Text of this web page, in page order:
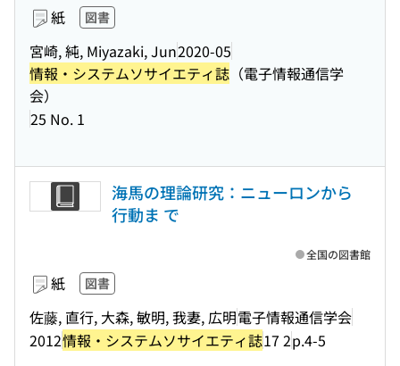
紙 図書
宮崎, 純, Miyazaki, Jun2020-05
情報・システムソサイエティ誌 （電子情報通信学
会）
25 No. 1
海馬の理論研究：ニューロンから
行動ま で
紙 図書
佐藤, 直行, 大森, 敏明, 我妻, 広明電子情報通信学会
2012情報・システムソサイエティ誌17 2p.4-5
全国の図書館